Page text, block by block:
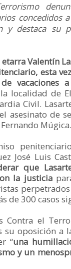
concedidos
y destaca su
etarra Valentín
esta
vacaciones a
localidad de
Civil.
asesinato de
Múgica.
José Luis
que
la justicia
de 300 casos
Contra el
su oposición a
“una
y un